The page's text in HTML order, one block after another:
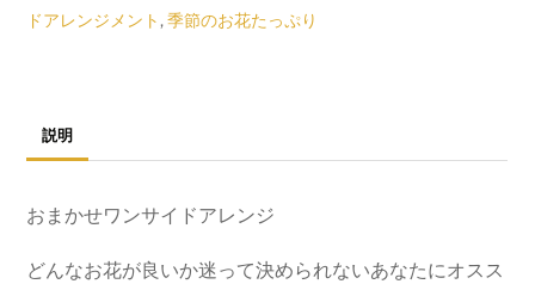
イ
ン
個
ドアレンジメント,季節のお花たっぷり
説明
おまかせワンサイドアレンジ
どんなお花が良いか迷って決められないあなたにオスス